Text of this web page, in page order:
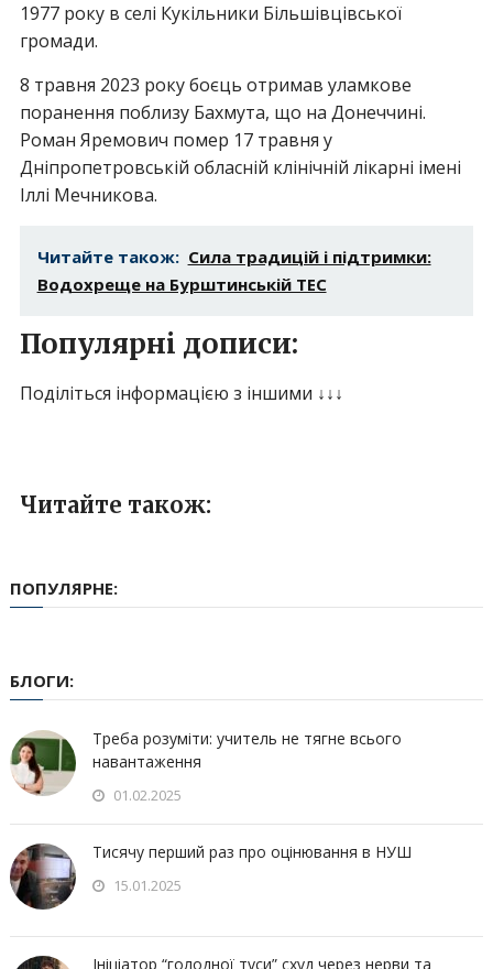
1977 року в селі Кукільники Більшівцівської
громади.
8 травня 2023 року боєць отримав уламкове
поранення поблизу Бахмута, що на Донеччині.
Роман Яремович помер 17 травня у
Дніпропетровській обласній клінічній лікарні імені
Іллі Мечникова.
Читайте також: Сила традицій і підтримки:
Водохреще на Бурштинській ТЕС
Популярні дописи:
Поділіться інформацією з іншими ↓↓↓
Читайте також:
ПОПУЛЯРНЕ:
БЛОГИ:
Треба розуміти: учитель не тягне всього
навантаження
01.02.2025
Тисячу перший раз про оцінювання в НУШ
15.01.2025
Ініціатор “голодної туси” схуд через нерви та